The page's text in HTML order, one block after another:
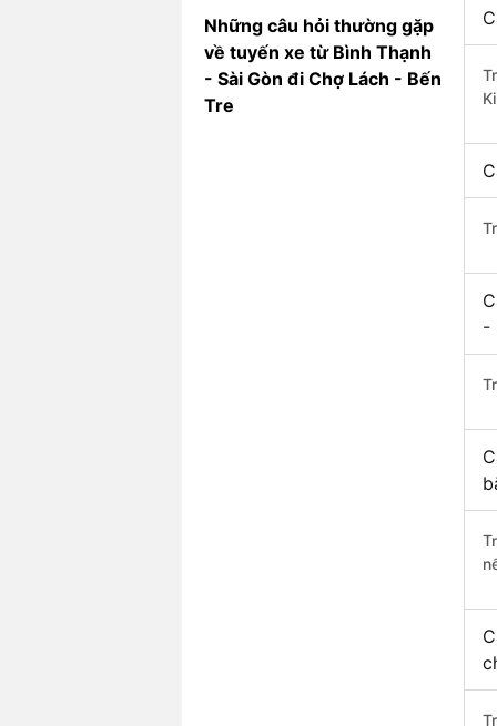
Những câu hỏi thường gặp
về tuyến xe từ Bình Thạnh
- Sài Gòn đi Chợ Lách - Bến
Tre
-